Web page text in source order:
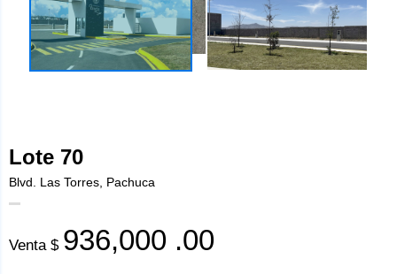
Lote 70
Blvd. Las Torres, Pachuca
Venta $ 936,000 .00